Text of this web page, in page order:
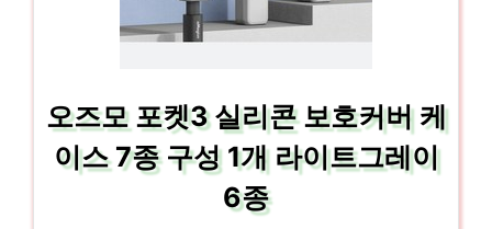
오즈모 포켓3 실리콘 보호커버 케
이스 7종 구성 1개 라이트그레이
6종